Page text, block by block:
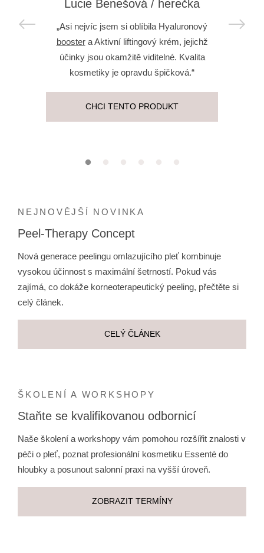
Lucie Benešová / herečka
„Asi nejvíc jsem si oblíbila Hyaluronový
boostera Aktivní liftingový krém, jejichž
účinky jsou okamžitě viditelné. Kvalita
kosmetiky je opravdu špičková.“
CHCI TENTO PRODUKT
NEJNOVĚJŠÍ NOVINKA
Peel-Therapy Concept
Nová generace peelingu omlazujícího pleť kombinuje
vysokou účinnost s maximální šetrností. Pokud vás
zajímá, co dokáže korneoterapeutický peeling, přečtěte si
celý článek.
CELÝ ČLÁNEK
ŠKOLENÍ A WORKSHOPY
Staňte se kvalifikovanou odbornicí
Naše školení a workshopy vám pomohou rozšířit znalosti v
péči o pleť, poznat profesionální kosmetiku Essenté do
hloubky a posunout salonní praxi na vyšší úroveň.
ZOBRAZIT TERMÍNY